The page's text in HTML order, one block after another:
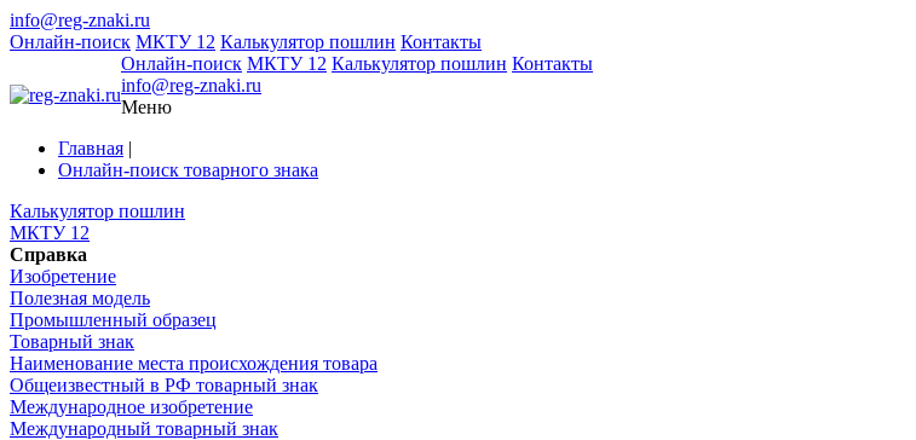
info@reg-znaki.ru
Онлайн-поиск МКТУ 12 Калькулятор пошлин Контакты
Онлайн-поиск МКТУ 12 Калькулятор пошлин Контакты
info@reg-znaki.ru
Меню
Главная |
Онлайн-поиск товарного знака
Калькулятор пошлин
МКТУ 12
Справка
Изобретение
Полезная модель
Промышленный образец
Товарный знак
Наименование места происхождения товара
Общеизвестный в РФ товарный знак
Международное изобретение
Международный товарный знак